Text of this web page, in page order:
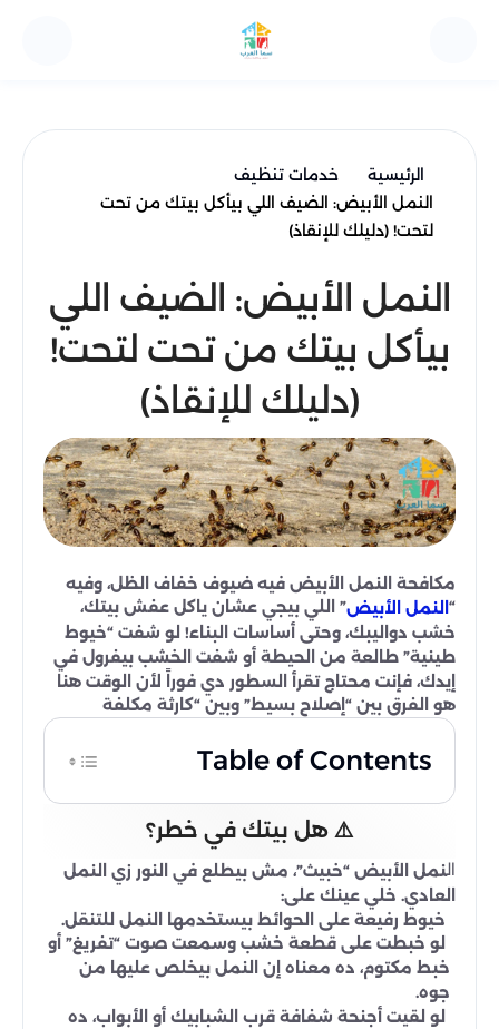
الرئيسية
خدمات تنظيف
النمل الأبيض: الضيف اللي بيأكل بيتك من تحت
لتحت! (دليلك للإنقاذ)
النمل الأبيض: الضيف اللي
بيأكل بيتك من تحت لتحت!
(دليلك للإنقاذ)
مكافحة النمل الأبيض فيه ضيوف خفاف الظل، وفيه
“ النمل الأبيض” اللي بيجي عشان ياكل عفش بيتك،
خشب دواليبك، وحتى أساسات البناء! لو شفت “خيوط
طينية” طالعة من الحيطة أو شفت الخشب بيفرول في
إيدك، فإنت محتاج تقرأ السطور دي فوراً لأن الوقت هنا
هو الفرق بين “إصلاح بسيط” وبين “كارثة مكلفة
Table of Contents
⚠️ هل بيتك في خطر؟
النمل الأبيض “خبيث”، مش بيطلع في النور زي النمل
العادي. خلي عينك على:
خيوط رفيعة على الحوائط بيستخدمها النمل للتنقل.
لو خبطت على قطعة خشب وسمعت صوت “تفريغ” أو
خبط مكتوم، ده معناه إن النمل بيخلص عليها من
جوه.
لو لقيت أجنحة شفافة قرب الشبابيك أو الأبواب، ده